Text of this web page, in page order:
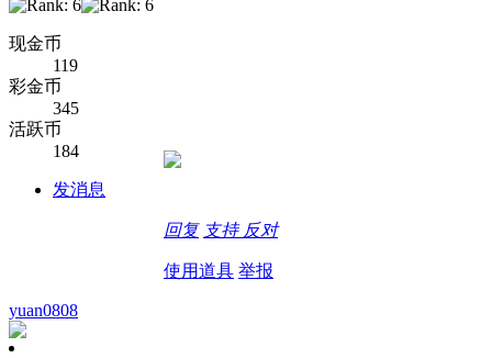
现金币
119
彩金币
345
活跃币
184
发消息
回复 支持 反对
使用道具 举报
yuan0808